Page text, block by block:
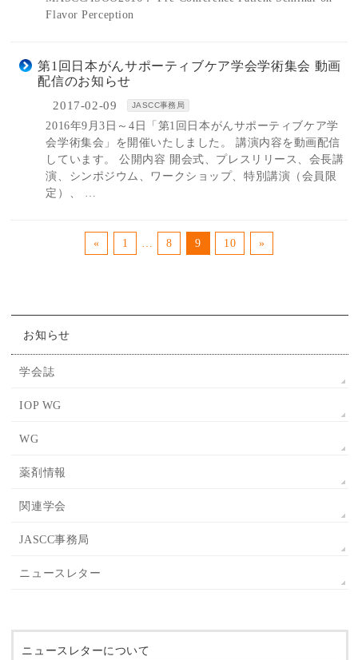
Flavor Perception
第1回日本がんサポーティブケア学会学術集会 動画
配信のお知らせ
2017-02-09 JASCC事務局
2016年9月3日～4日「第1回日本がんサポーティブケア学
会学術集会」を開催いたしました。 講演内容を動画配信
しています。 公開内容 開会式、プレスリリース、会長講
演、シンポジウム、ワークショップ、特別講演（会員限
定）、 …
« 1 … 8 9 10 »
お知らせ
学会誌
IOP WG
WG
薬剤情報
関連学会
JASCC事務局
ニュースレター
ニュースレターについて